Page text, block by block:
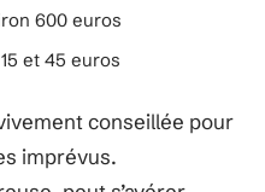
600 euros
et 45 euros
conseillée pour
imprévus.